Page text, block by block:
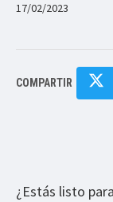
17/02/2023
COMPARTIR
¿Estás listo